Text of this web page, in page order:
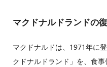
マクドナルドランドの
マクドナルドは、1971年に
クドナルドランド」を、食